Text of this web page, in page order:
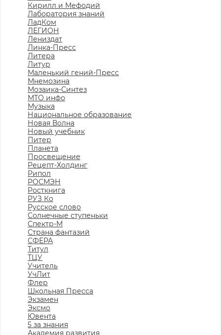
Кирилл и Мефодий
Лаборатория знаний
ЛадКом
ЛЕГИОН
Лениздат
Линка-Пресс
Литера
Литур
Маленький гений-Пресс
Мнемозина
Мозаика-Синтез
МТО инфо
Музыка
Национальное образование
Новая Волна
Новый учебник
Питер
Планета
Просвещение
Рецепт-Холдинг
Рипол
РОСМЭН
Росткнига
РУЗ Ко
Русское слово
Солнечные ступеньки
Спектр-М
Страна фантазий
СФЕРА
Титул
ТЦУ
Учитель
УчЛит
Флер
Школьная Пресса
Экзамен
Эксмо
Ювента
5 за знания
Академия развития